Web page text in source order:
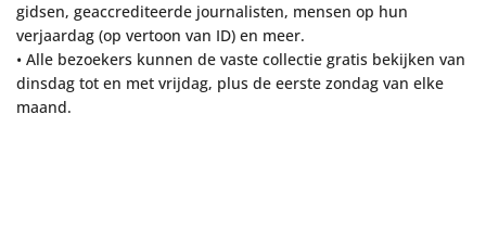
gidsen, geaccrediteerde journalisten, mensen op hun
verjaardag (op vertoon van ID) en meer.
• Alle bezoekers kunnen de vaste collectie gratis bekijken van
dinsdag tot en met vrijdag, plus de eerste zondag van elke
maand.